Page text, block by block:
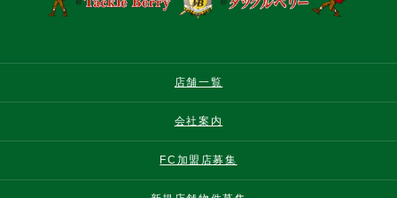
店舗一覧
会社案内
FC加盟店募集